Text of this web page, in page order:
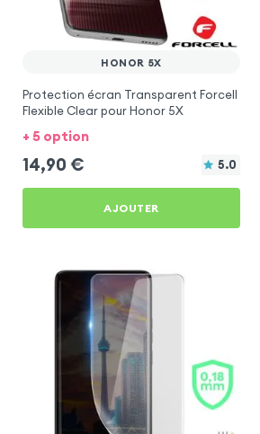
HONOR 5X
Protection écran Transparent Forcell
Flexible Clear pour Honor 5X
+ 5 option
14,90 € 5.0
AJOUTER